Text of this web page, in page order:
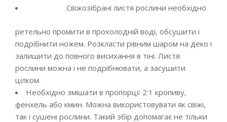
Свіжозібрані листя рослини необхідно
ретельно промити в прохолодній воді, обсушити і
подрібнити ножем. Розкласти рівним шаром на деко і
залишити до повного висихання в тіні. Листя
рослини можна і не подрібнювати, а засушити
цілком.
Необхідно змішати в пропорції 2:1 кропиву,
фенхель або кмин. Можна використовувати як свіжі,
так і сушені рослини. Такий збір допомагає не тільки